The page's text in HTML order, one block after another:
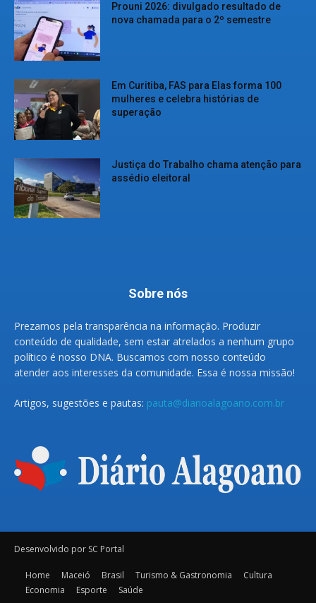
Prouni 2026: divulgado resultado de
nova chamada para o 2º semestre
Em Curitiba, FAS para Elas forma 100
mulheres e celebra histórias de
superação
Justiça do Trabalho chama atenção para
assédio eleitoral
Sobre nós
Prezamos pela transparência na informação. Produzir
conteúdo de qualidade, sem estar atrelados a nenhum grupo
político é nosso DNA. Buscamos com nosso conteúdo
atender aos interesses da comunidade. Essa é nossa missão!
Artigos, sugestões e pautas: pauta@diarioalagoano.com.br
Desenvolvido por SC Portal
Home Maceió Brasil Turismo & Gastronomia
Cultura
Economia
Esporte Saúde